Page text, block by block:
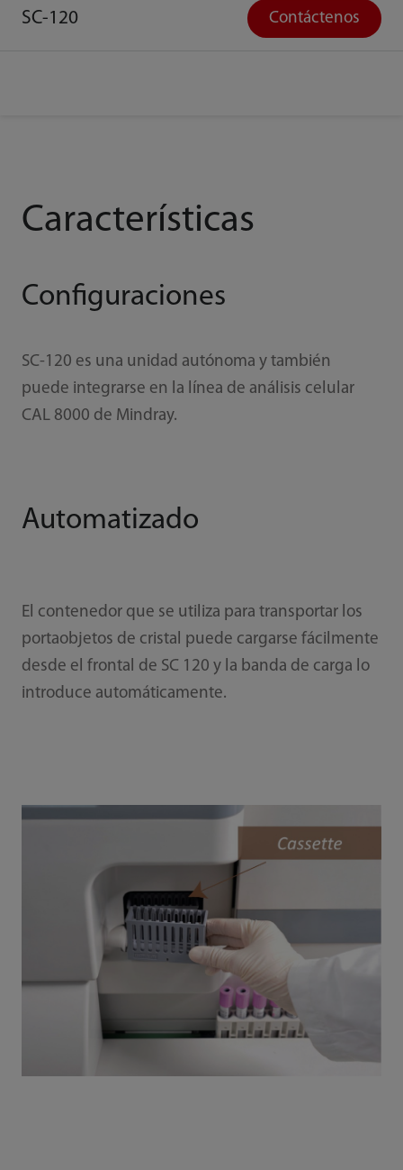
SC-120 Contáctenos
Características
Configuraciones
SC-120 es una unidad autónoma y también
puede integrarse en la línea de análisis celular
CAL 8000 de Mindray.
Automatizado
El contenedor que se utiliza para transportar los
portaobjetos de cristal puede cargarse fácilmente
desde el frontal de SC 120 y la banda de carga lo
introduce automáticamente.